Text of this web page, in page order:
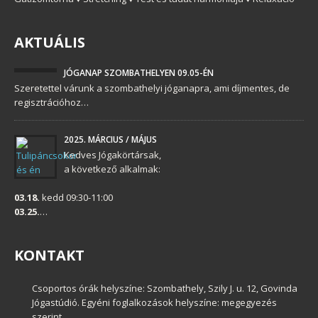
AKTUÁLIS
JÓGANAP SZOMBATHELYEN 09.05-ÉN
Szeretettel várunk a szombathelyi jóganapra, ami díjmentes, de
regisztrációhoz…
2025. MÁRCIUS / MÁJUS
Kedves Jógakörtársak,
a következő alkalmak:
03.18. kedd 09:30-11:00
03.25.…
KONTAKT
Csoportos órák helyszíne: Szombathely, Szily J. u. 12, Govinda
Jógastúdió. Egyéni foglalkozások helyszíne: megegyezés